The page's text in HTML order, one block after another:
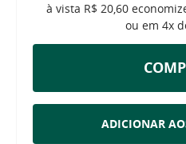
à vista R$ 20,60
ou em 4x
ADICIONAR